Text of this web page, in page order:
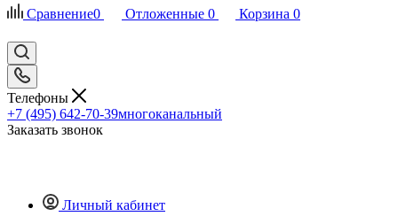
Сравнение0 Отложенные 0 Корзина 0
Телефоны
+7 (495) 642-70-39многоканальный
Заказать звонок
Личный кабинет